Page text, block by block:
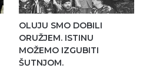
OLUJU SMO DOBILI
ORUŽJEM. ISTINU
MOŽEMO IZGUBITI
ŠUTNJOM.